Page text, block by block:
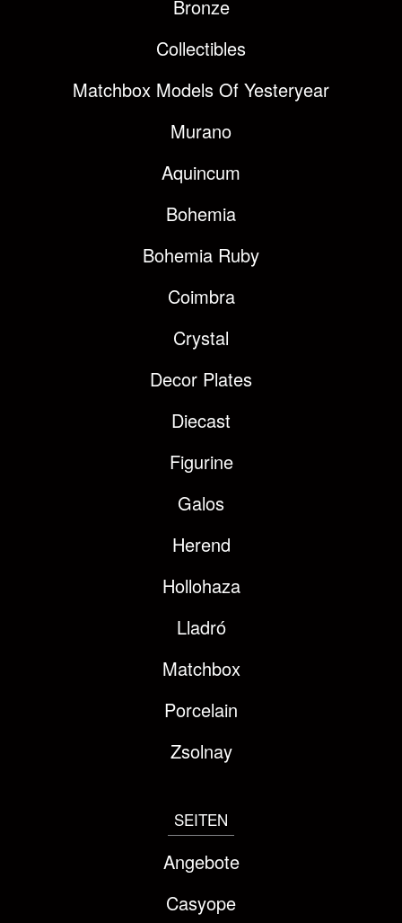
Bronze
Collectibles
Matchbox Models Of Yesteryear
Murano
Aquincum
Bohemia
Bohemia Ruby
Coimbra
Crystal
Decor Plates
Diecast
Figurine
Galos
Herend
Hollohaza
Lladró
Matchbox
Porcelain
Zsolnay
SEITEN
Angebote
Casyope